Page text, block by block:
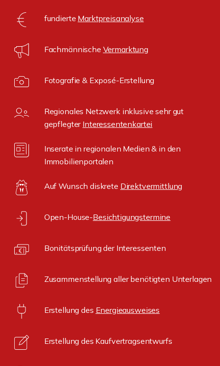
fundierte Marktpreisanalyse
Fachmännische Vermarktung
Fotografie & Exposé-Erstellung
Regionales Netzwerk inklusive sehr gut
gepflegter Interessentenkartei
Inserate in regionalen Medien & in den
Immobilienportalen
Auf Wunsch diskrete Direktvermittlung
Open-House-Besichtigungstermine
Bonitätsprüfung der Interessenten
Zusammenstellung aller benötigten Unterlagen
Erstellung des Energieausweises
Erstellung des Kaufvertragsentwurfs